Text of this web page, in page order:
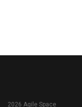
2026 Agile Space